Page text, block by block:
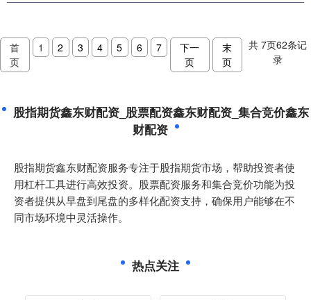
首
页
1 2 3 4 5 6 7
下一
页
末
页
共7页62条记
录
股指期货鑫东财配资_股票配资鑫东财配资_集合竞价鑫东
财配资
股指期货鑫东财配资服务专注于股指期货市场，帮助投资者使
用杠杆工具进行高效投资。股票配资服务和集合竞价功能为投
资者提供从早盘到尾盘的多样化配资支持，确保用户能够在不
同市场环境中灵活操作。
热点关注